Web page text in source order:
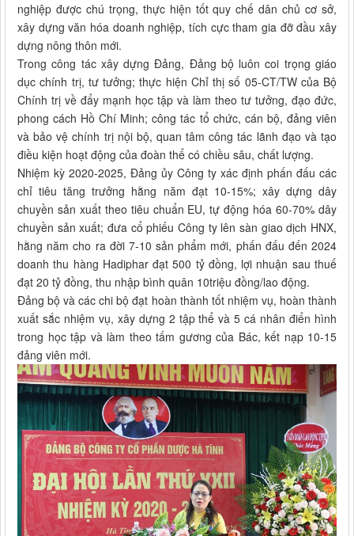
nghiệp được chú trọng, thực hiện tốt quy chế dân chủ cơ sở,
xây dựng văn hóa doanh nghiệp, tích cực tham gia đỡ đầu xây
dựng nông thôn mới.
Trong công tác xây dựng Đảng, Đảng bộ luôn coi trọng giáo
dục chính trị, tư tưởng; thực hiện Chỉ thị số 05-CT/TW của Bộ
Chính trị về đẩy mạnh học tập và làm theo tư tưởng, đạo đức,
phong cách Hồ Chí Minh; công tác tổ chức, cán bộ, đảng viên
và bảo vệ chính trị nội bộ, quan tâm công tác lãnh đạo và tạo
điều kiện hoạt động của đoàn thể có chiều sâu, chất lượng.
Nhiệm kỳ 2020-2025, Đảng ủy Công ty xác định phấn đấu các
chỉ tiêu tăng trưởng hằng năm đạt 10-15%; xây dựng dây
chuyền sản xuất theo tiêu chuẩn EU, tự động hóa 60-70% dây
chuyền sản xuất; đưa cổ phiếu Công ty lên sàn giao dịch HNX,
hằng năm cho ra đời 7-10 sản phẩm mới, phấn đấu đến 2024
doanh thu hàng Hadiphar đạt 500 tỷ đồng, lợi nhuận sau thuế
đạt 20 tỷ đồng, thu nhập bình quân 10triệu đồng/lao động.
Đảng bộ và các chi bộ đạt hoàn thành tốt nhiệm vụ, hoàn thành
xuất sắc nhiệm vụ, xây dựng 2 tập thể và 5 cá nhân điển hình
trong học tập và làm theo tấm gương của Bác, kết nạp 10-15
đảng viên mới.